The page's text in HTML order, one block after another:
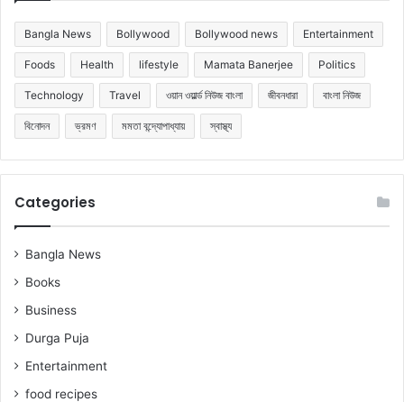
Bangla News Bollywood Bollywood news Entertainment
Foods Health lifestyle Mamata Banerjee Politics
Technology Travel ওয়ান ওয়ার্ল্ড নিউজ বাংলা জীবনধারা বাংলা নিউজ
বিনোদন ভ্রমণ মমতা বন্দ্যোপাধ্যায় স্বাস্থ্য
Categories
Bangla News
Books
Business
Durga Puja
Entertainment
food recipes